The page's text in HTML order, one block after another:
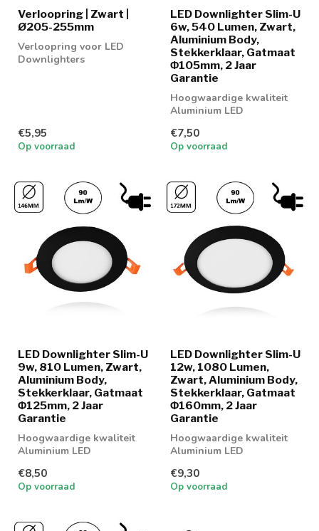
Verloopring | Zwart |
Ø205-255mm
Verloopring voor LED
Downlighters
€5,95
Op voorraad
LED Downlighter Slim-U
6w, 540 Lumen, Zwart,
Aluminium Body,
Stekkerklaar, Gatmaat
Φ105mm, 2 Jaar
Garantie
Hoogwaardige kwaliteit
Aluminium LED
lichtkleuren
€7,50
Op voorraad
LED Downlighter Slim-U
9w, 810 Lumen, Zwart,
Aluminium Body,
Stekkerklaar, Gatmaat
Φ125mm, 2 Jaar
Garantie
Hoogwaardige kwaliteit
Aluminium LED
lichtkleuren
€8,50
Op voorraad
LED Downlighter Slim-U
12w, 1080 Lumen,
Zwart, Aluminium Body,
Stekkerklaar, Gatmaat
Φ160mm, 2 Jaar
Garantie
Hoogwaardige kwaliteit
Aluminium LED
lichtkleuren
€9,30
Op voorraad